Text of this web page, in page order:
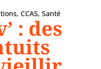
,CCAS,Santé
: des